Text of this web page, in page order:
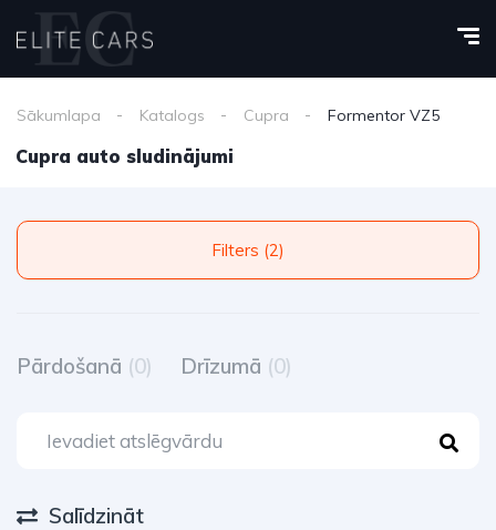
Sākumlapa Katalogs Cupra Formentor VZ5
Cupra auto sludinājumi
Filters (2)
Pārdošanā (0) Drīzumā (0)
Salīdzināt